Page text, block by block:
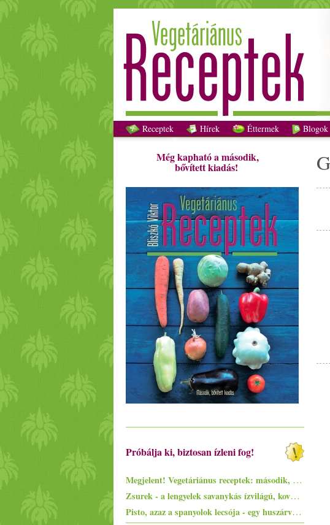
Receptek Hírek Éttermek Blogok
Még kapható a második,
bővített kiadás!
Próbálja ki, biztosan ízleni fog!
Megjelent! Vegetáriánus receptek: második, bővített, papír kiadás!
Zsurek - a lengyelek savanykás ízvilágú, kovászos levese
Pisto, azaz a spanyolok lecsója - egy huszárvágással tesszük laktatóbbá